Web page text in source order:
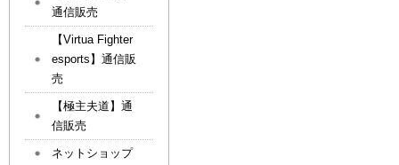
通信販売
【Virtua Fighter
esports】通信販
売
【極主夫道】通
信販売
ネットショップ